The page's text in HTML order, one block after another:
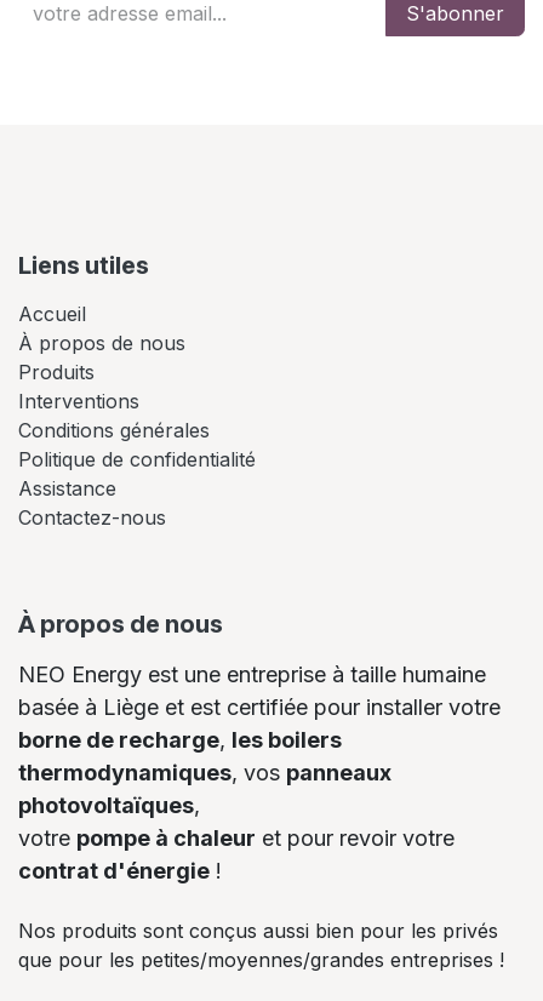
S'abonner
Liens utiles
Accueil
À propos de nous
Produits
Interventions
Conditions générales
Politique de confidentialité
Assistance
Contactez-nous
À propos de nous
NEO Energy est une entreprise à taille humaine
basée à Liège et est certifiée pour installer votre
borne de recharge, les boilers
thermodynamiques, vos panneaux
photovoltaïques,
votre pompe à chaleur et pour revoir votre
contrat d'énergie !
Nos produits sont conçus aussi bien pour les privés
que pour les petites/moyennes/grandes entreprises !